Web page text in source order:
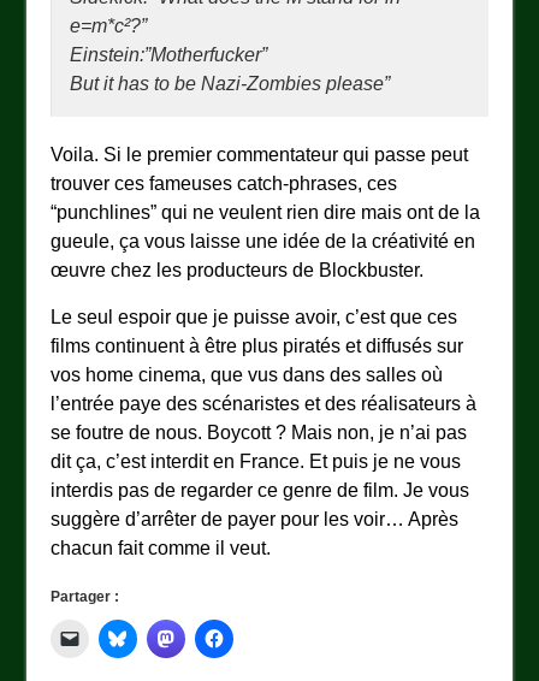
e=m*c²?”
Einstein:”Motherfucker”
But it has to be Nazi-Zombies please”
Voila. Si le premier commentateur qui passe peut
trouver ces fameuses catch-phrases, ces
“punchlines” qui ne veulent rien dire mais ont de la
gueule, ça vous laisse une idée de la créativité en
œuvre chez les producteurs de Blockbuster.
Le seul espoir que je puisse avoir, c’est que ces
films continuent à être plus piratés et diffusés sur
vos home cinema, que vus dans des salles où
l’entrée paye des scénaristes et des réalisateurs à
se foutre de nous. Boycott ? Mais non, je n’ai pas
dit ça, c’est interdit en France. Et puis je ne vous
interdis pas de regarder ce genre de film. Je vous
suggère d’arrêter de payer pour les voir… Après
chacun fait comme il veut.
Partager :